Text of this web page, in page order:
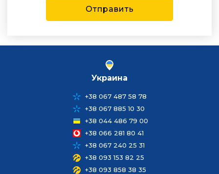
Отправить
Украина
+38 067 487 58 78
+38 067 885 10 30
+38 044 486 79 00
+38 066 281 80 41
+38 067 240 25 31
+38 093 153 82 25
+38 093 858 38 35